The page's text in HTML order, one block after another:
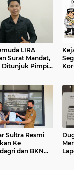
LIRA
Surat Mandat,
Ditunjuk Pimpin
Sultra Resmi
Ke
dan BKN